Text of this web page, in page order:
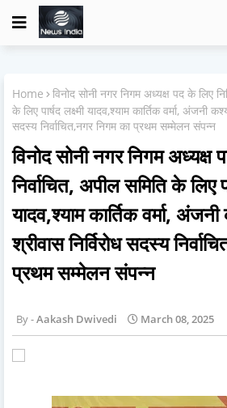
Home
विनोद सोनी नगर निगम अध्यक्ष पद के लिए
के लिए पार्षद लक्ष्मी यादव,श्याम कार्तिक वर्मा, अंजनी
सदस्य निर्वाचित,नगर निगम का प्रथम सम्मेलन संपन्न
विनोद सोनी नगर निगम अध्यक्ष
निर्वाचित, अपील समिति के लिए
यादव,श्याम कार्तिक वर्मा,
श्रीवास निर्विरोध सदस्य
प्रथम सम्मेलन संपन्न
Aakash Dwivedi March 08, 2025